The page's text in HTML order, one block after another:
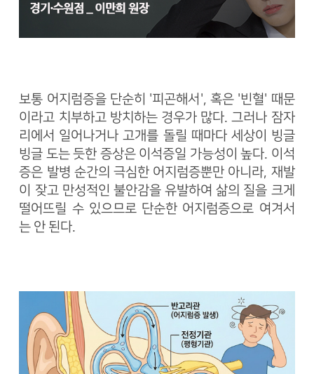
보통 어지럼증을 단순히 '피곤해서', 혹은 '빈혈' 때문
이라고 치부하고 방치하는 경우가 많다. 그러나 잠자
리에서 일어나거나 고개를 돌릴 때마다 세상이 빙글
빙글 도는 듯한 증상은 이석증일 가능성이 높다. 이석
증은 발병 순간의 극심한 어지럼증뿐만 아니라, 재발
이 잦고 만성적인 불안감을 유발하여 삶의 질을 크게
떨어뜨릴 수 있으므로 단순한 어지럼증으로 여겨서
는 안 된다.